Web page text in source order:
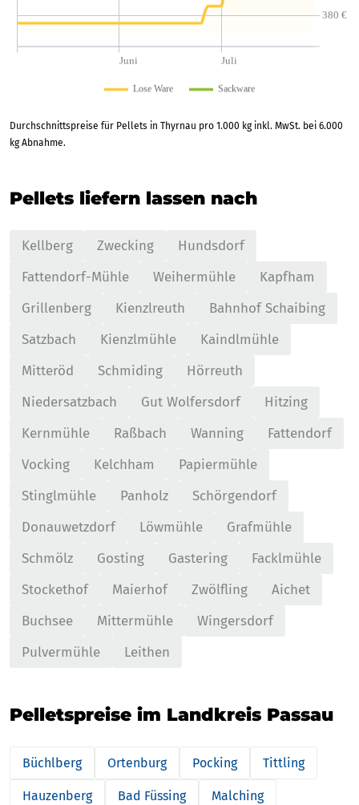
Durchschnittspreise für Pellets in Thyrnau pro 1.000 kg inkl. MwSt. bei 6.000
kg Abnahme.
Pellets liefern lassen nach
Kellberg Zwecking
Hundsdorf
Fattendorf-Mühle
Weihermühle
Kapfham
Grillenberg
Kienzlreuth
Bahnhof Schaibing
Satzbach
Kienzlmühle
Kaindlmühle
Mitteröd
Schmiding
Hörreuth
Niedersatzbach
Gut Wolfersdorf
Hitzing
Kernmühle
Raßbach Wanning
Fattendorf
Vocking
Kelchham
Papiermühle
Stinglmühle
Panholz
Schörgendorf
Donauwetzdorf
Löwmühle
Grafmühle
Schmölz
Gosting Gastering
Facklmühle
Stockethof
Maierhof Zwölfling
Aichet
Buchsee
Mittermühle
Wingersdorf
Pulvermühle
Leithen
Pelletspreise im Landkreis Passau
Büchlberg Ortenburg Pocking Tittling
Hauzenberg Bad Füssing Malching